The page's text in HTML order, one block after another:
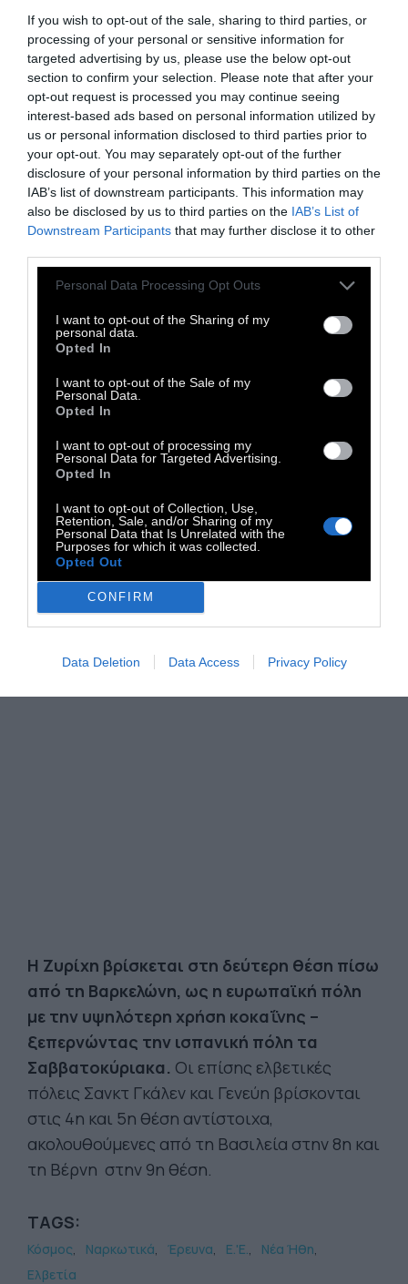
If you wish to opt-out of the sale, sharing to third parties, or
processing of your personal or sensitive information for
targeted advertising by us, please use the below opt-out
section to confirm your selection. Please note that after your
opt-out request is processed you may continue seeing
interest-based ads based on personal information utilized by
us or personal information disclosed to third parties prior to
your opt-out. You may separately opt-out of the further
disclosure of your personal information by third parties on the
IAB’s list of downstream participants. This information may
also be disclosed by us to third parties on the IAB’s List of
Downstream Participants that may further disclose it to other
Personal Data Processing Opt Outs
I want to opt-out of the Sharing of my
personal data.
Opted In
I want to opt-out of the Sale of my
Personal Data.
Opted In
I want to opt-out of processing my
Personal Data for Targeted Advertising.
Opted In
I want to opt-out of Collection, Use,
Retention, Sale, and/or Sharing of my
Personal Data that Is Unrelated with the
Purposes for which it was collected.
Opted Out
CONFIRM
Data Deletion Data Access Privacy Policy
των ερωτηθέντων δηλώνει ότι οι
παραδόσεις κοκαΐνης έγιναν εντός 30
λεπτών, ή το Ηνωμένο Βασίλειο όπου το
αντίστοιχο ποσοστό είναι 37%.
Στην σχετική μελέτη, 5.500 Ελβετοί
συμμετείχαν οικειοθελώς συμπληρώνοντας
ένα κρυπτογραφημένο ερωτηματολόγιο. Από
τους συμμετέχοντες, το 15% λέει ότι έχει
χρησιμοποιήσει κοκαΐνη τους τελευταίους 12
μήνες –αν και οι ερευνητές πίσω από το GDS
αυτοεπιλεγόμενη ομάδα και τα ποσοστά
επικράτησης δεν μπορούν να
αντιπροσωπεύσουν ολόκληρο τον πληθυσμό
της χώρας.
Ωστόσο, πρόσφατημελέτηέδειξε ότι
πέντε πόλεις της Ελβετίας είναι μεταξύ
των δέκα πρώτων της Ευρώπης στη χρήση
κοκαΐνης.Τα δεδομένα προκύπτουν από την
τελευταία μελέτη ανάλυσης λυμάτων 56
ευρωπαϊκών πόλεων σε 19 χώρες, η οποία
διεξήχθη από το κέντρο αξιολόγησης των
για τα ναρκωτικά τον Μάρτιο του 2017.
Η Ζυρίχη βρίσκεται στη δεύτερη θέση πίσω
από τη Βαρκελώνη, ως η ευρωπαϊκή πόλη
με την υψηλότερη χρήση κοκαΐνης –
ξεπερνώντας την ισπανική πόλη τα
Σαββατοκύριακα. Οι επίσης ελβετικές
πόλεις Σανκτ Γκάλεν και Γενεύη βρίσκονται
στις 4η και 5η θέση αντίστοιχα,
ακολουθούμενες από τη Βασιλεία στην 8η και
τη Βέρνη στην 9η θέση.
TAGS:
Κόσμος Ναρκωτικά Έρευνα Ε.'Ε.
Νέα Ήθη
Ελβετία